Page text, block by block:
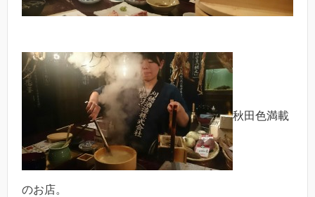
秋田色満載
のお店。